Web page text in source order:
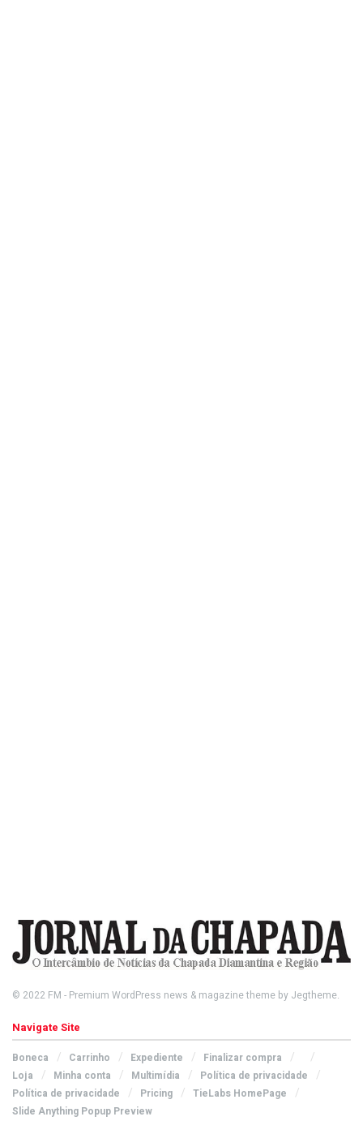
© 2022 FM - Premium WordPress news & magazine theme by Jegtheme.
Navigate Site
Boneca Carrinho Expediente
Finalizar compra
Loja
Minha conta Multimídia
Política de privacidade
Política de privacidade
Pricing
TieLabs HomePage
Slide Anything Popup Preview